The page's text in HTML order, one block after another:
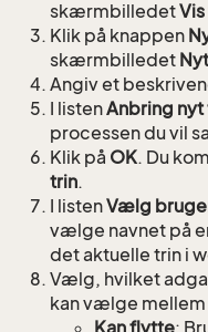
skærmbilledet
Klik på knappen
skærmbilledet
Angiv et
I listenAnbring
processen du vil
Klik på OK. Du
trin.
I listenVælg
vælge navnet på
det aktuelle trin i
Vælg, hvilket
kan vælge
Kan flytte: